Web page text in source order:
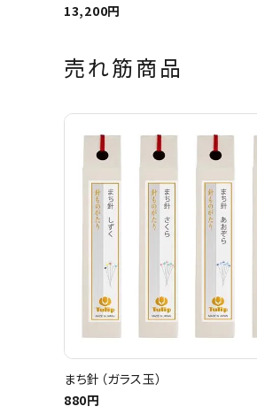
13,200円
売れ筋商品
まち針（ガラス玉）
880円